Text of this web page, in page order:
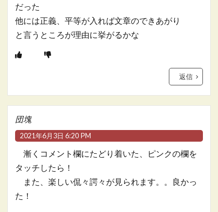
だった
他には正義、平等が入れば文章のできあがり
と言うところが理由に挙がるかな
返信
団塊
2021年6月3日 6:20 PM
漸くコメント欄にたどり着いた、ピンクの欄を
タッチしたら！
また、楽しい侃々諤々が見られます。。良かっ
た！